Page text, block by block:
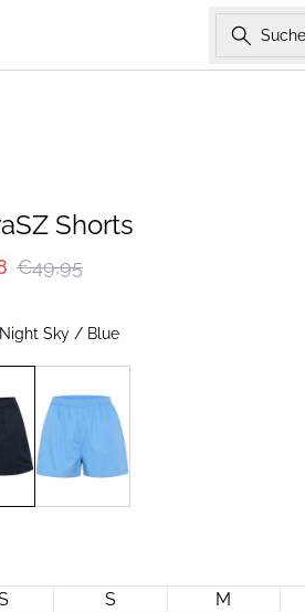
Suche
Shorts
€49,95
Night Sky / Blue
S M